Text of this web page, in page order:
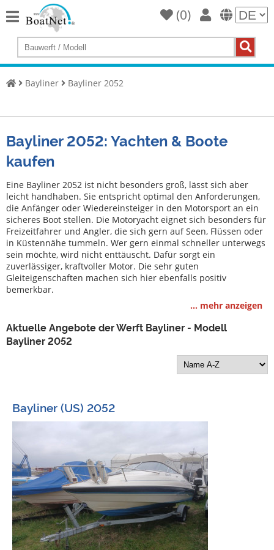
Home
Yacht
Gewerbliche
Verkäufer
Verkäufer
Auktionen
Yachtmakler
Services
Bootszubehör
Sachverständige
Versicherungen
(0)
Bayliner Bayliner 2052
Bayliner 2052: Yachten & Boote
kaufen
Eine Bayliner 2052 ist nicht besonders groß, lässt sich aber
leicht handhaben. Sie entspricht optimal den Anforderungen,
die Anfänger oder Wiedereinsteiger in den Motorsport an ein
sicheres Boot stellen. Die Motoryacht eignet sich besonders für
Freizeitfahrer und Angler, die sich gern auf Seen, Flüssen oder
in Küstennähe tummeln. Wer gern einmal schneller unterwegs
sein möchte, wird nicht enttäuscht. Dafür sorgt ein
zuverlässiger, kraftvoller Motor. Die sehr guten
Gleiteigenschaften machen sich hier ebenfalls positiv
bemerkbar.
... mehr anzeigen
Aktuelle Angebote der Werft Bayliner - Modell
Bayliner 2052
Bayliner (US) 2052